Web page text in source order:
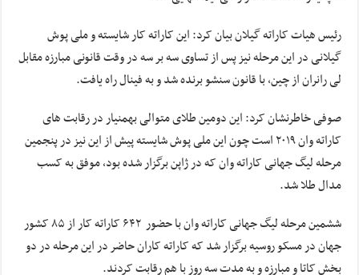
رئیس هیات کاراته گیلان بیان کرد: این کاراته کار شایسته و ملی پوش
گیلانی در این مرحله نیز پس از تساوی سه بر سه در وقت قانونی مبارزه مقابل
لی رانران از چین، با قانون سنشو برنده شد و به فینال راه یافت.
صوفی خاطرنشان کرد: این دومین طلای متوالی بهمنیار در رقابت های
کاراته وان ۲۰۱۹ است چون این ملی پوش شایسته پیش از این نیز در پنجمین
مرحله لیگ جهانی کاراته وان که در ژاپن برگزار شده بود، موفق به کسب
مدال طلا شد.
ششمین مرحله لیگ جهانی کاراته وان با حضور ۶۴۲ کاراته کار از ۸۵ کشور
جهان در مسکو روسیه برگزار شد که کاراته کاران حاضر در این مرحله در دو
بخش کاتا و مبارزه و به مدت سه روز با هم رقابت کردند.